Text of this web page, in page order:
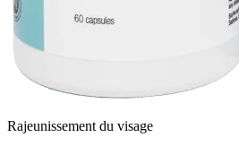
Rajeunissement du visage